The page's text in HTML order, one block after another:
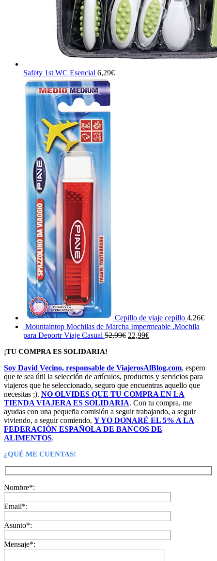
Safety 1st WC Esencial 6,29€
Cepillo de viaje cepillo 4,26€
Mountaintop Mochilas de Marcha Impermeable .Mochila
para Deportr Viaje Casual 52,99€ El
52,99€.
22,99€El
22,99€.
¡TU COMPRA ES SOLIDARIA!
Soy David Vecino, responsable de ViajerosAlBlog.com, espero
que te sea útil la selección de artículos, productos y servicios para
viajeros que he seleccionado, seguro que encuentras aquello que
necesitas ;). NO OLVIDES QUE TU COMPRA EN LA
TIENDA VIAJERA ES SOLIDARIA. Con tu compra, me
ayudas con una pequeña comisión a seguir trabajando, a seguir
viviendo, a seguir comiendo, Y YO DONARÉ EL 5% A LA
FEDERACIÓN ESPAÑOLA DE BANCOS DE
ALIMENTOS.
¿QUÉ ME CUENTAS!
Nombre*:
Email*:
Asunto*:
Mensaje*: